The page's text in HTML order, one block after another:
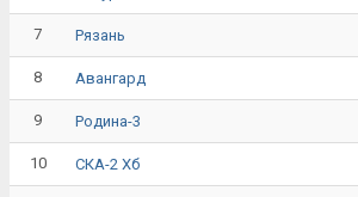
7 Рязань
8 Авангард
9 Родина-3
10 СКА-2 Хб